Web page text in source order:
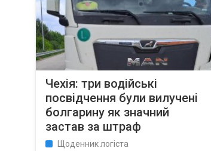
Чехія: три водійські
посвідчення були вилучені
болгарину як значний
застав за штраф
Щоденник логіста